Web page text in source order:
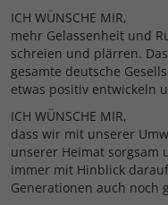
ICH WÜNSCHE MIR,
mehr Gelassenheit und
schreien und plärren.
gesamte deutsche
etwas positiv entwickeln
ICH WÜNSCHE MIR,
dass wir mit unserer
unserer Heimat sorgsam
immer mit Hinblick
Generationen auch noch